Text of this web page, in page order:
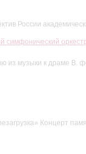
России
симфонический
из музыки к драме В.
Концерт